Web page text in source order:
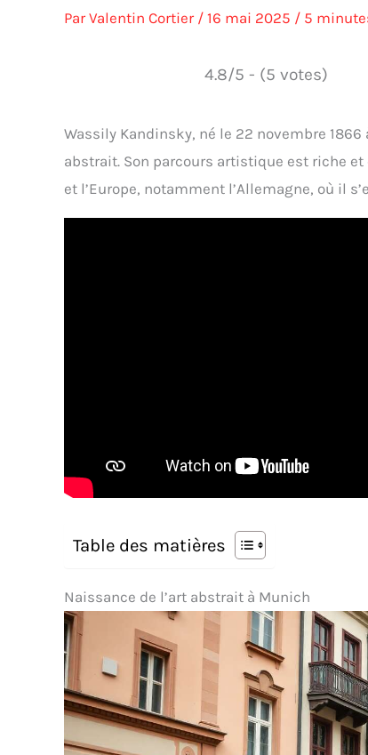
ParValentin Cortier / 16 mai 2025 / 5
4.8/5 - (5 votes)
Wassily Kandinsky, né le 22 novembre
abstrait. Son parcours artistique est riche
et l’Europe, notamment l’Allemagne, où il
Table des matières
Naissance de l’art abstrait à Munich